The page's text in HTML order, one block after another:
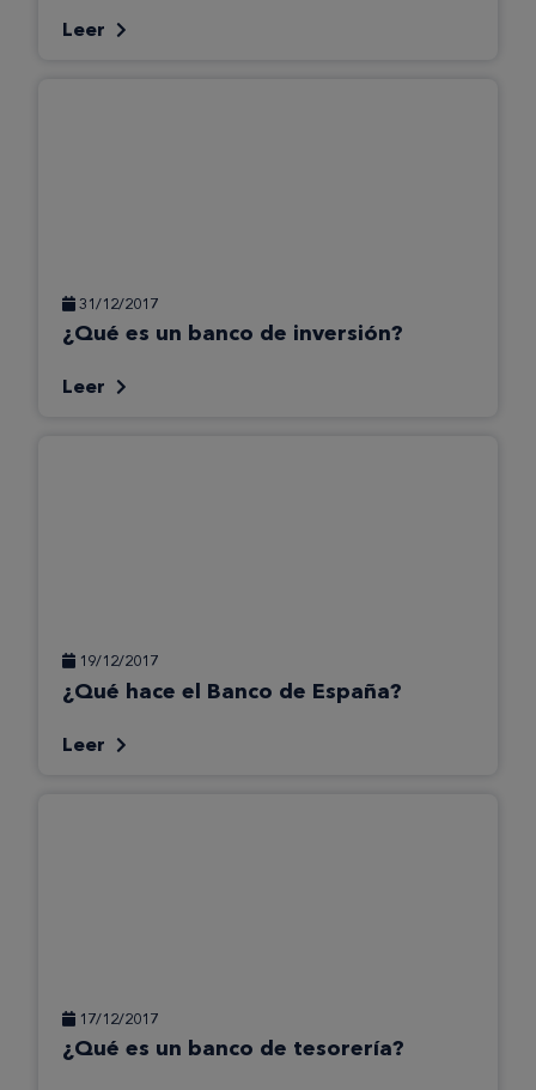
Leer
31/12/2017
¿Qué es un banco de inversión?
Leer
19/12/2017
¿Qué hace el Banco de España?
Leer
17/12/2017
¿Qué es un banco de tesorería?